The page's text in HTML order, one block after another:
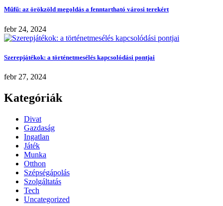
Műfű: az örökzöld megoldás a fenntartható városi terekért
febr 24, 2024
Szerepjátékok: a történetmesélés kapcsolódási pontjai
febr 27, 2024
Kategóriák
Divat
Gazdaság
Ingatlan
Játék
Munka
Otthon
Szépségápolás
Szolgáltatás
Tech
Uncategorized